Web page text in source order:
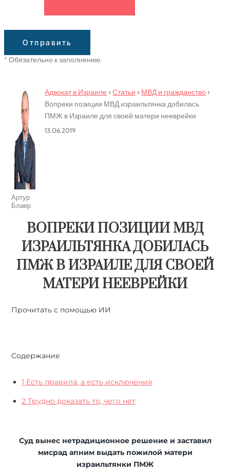
Отправить
* Обязательно к заполнению
Артур
Блаер
Адвокат в Израиле ›Статьи › МВД и гражданство ›
Вопреки позиции МВД израильтянка добилась
ПМЖ в Израиле для своей матери нееврейки
13.06.2019
ВОПРЕКИ ПОЗИЦИИ МВД
ИЗРАИЛЬТЯНКА ДОБИЛАСЬ
ПМЖ В ИЗРАИЛЕ ДЛЯ СВОЕЙ
МАТЕРИ НЕЕВРЕЙКИ
Прочитать с помощью ИИ
Содержание
1 Есть правила, а есть исключения
2 Трудно доказать то, чего нет
Суд вынес нетрадиционное решение и заставил
мисрад апним выдать пожилой матери
израильтянки ПМЖ